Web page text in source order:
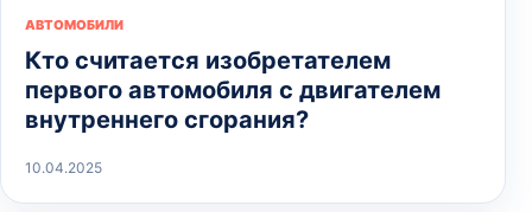
АВТОМОБИЛИ
Кто считается изобретателем
первого автомобиля с двигателем
внутреннего сгорания?
10.04.2025